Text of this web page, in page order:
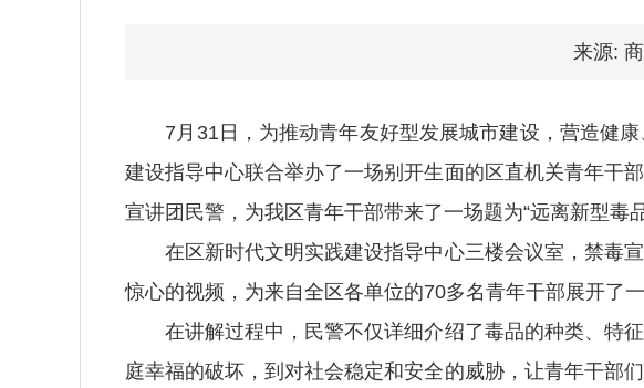
来源:
7月31日，为推动青年友好型发展城市建设，营造健康
建设指导中心联合举办了一场别开生面的区直机关青年干
宣讲团民警，为我区青年干部带来了一场题为“远离新型毒
在区新时代文明实践建设指导中心三楼会议室，禁毒宣
惊心的视频，为来自全区各单位的70多名青年干部展开了
在讲解过程中，民警不仅详细介绍了毒品的种类、特征
庭幸福的破坏，到对社会稳定和安全的威胁，让青年干部